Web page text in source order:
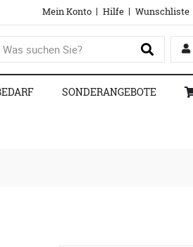
Mein Konto Hilfe Wunschliste
SONDERANGEBOTE